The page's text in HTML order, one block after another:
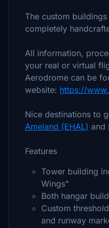
The custom
completely
All information,
your real or virtual
Aerodrome can be
website: https://
Nice destinations to
Ameland (EHAL) and
Features
Tower building
Wings"
Both hangar
Custom
and runway